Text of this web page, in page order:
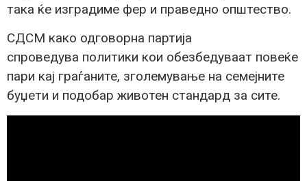
така ќе изградиме фер и праведно општество.
СДСМ како одговорна партија
спроведува политики кои обезбедуваат повеќе
пари кај граѓаните, зголемување на семејните
буџети и подобар животен стандард за сите.